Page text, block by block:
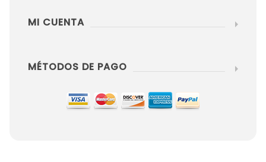
MI CUENTA
MÉTODOS DE PAGO